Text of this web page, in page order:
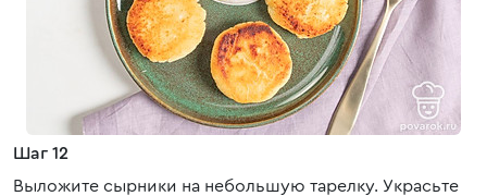
Шаг 12
Выложите сырники на небольшую тарелку. Украсьте